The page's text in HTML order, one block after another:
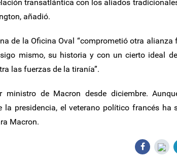
transatlántica con los aliados
añadió.
de la Oficina Oval “comprometió otra
mismo, su historia y con un cierto ideal
las fuerzas de la tiranía”.
ministro de Macron desde diciembre.
la presidencia, el veterano político francés ha
Macron.